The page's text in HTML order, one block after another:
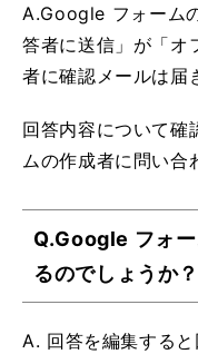
A.Google フォーム
答者に送信」が「オ
者に確認メールは届
回答内容について
ムの作成者に問い合
Q.Google フォ
るのでしょうか？
A. 回答を編集する